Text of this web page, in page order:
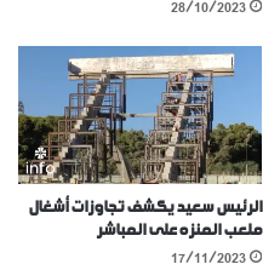
28/10/2023
الرئيس سعيد يكشف تجاوزات أشغال
ملعب المنزه على المباشر
17/11/2023